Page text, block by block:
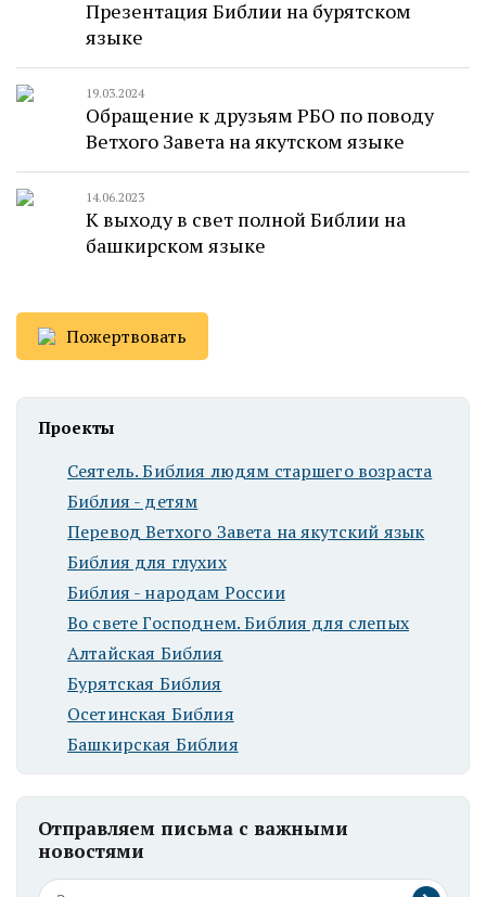
Презентация Библии на бурятском
языке
19.03.2024
Обращение к друзьям РБО по поводу
Ветхого Завета на якутском языке
14.06.2023
К выходу в свет полной Библии на
башкирском языке
Пожертвовать
Проекты
Сеятель. Библия людям старшего возраста
Библия - детям
Перевод Ветхого Завета на якутский язык
Библия для глухих
Библия - народам России
Во свете Господнем. Библия для слепых
Алтайская Библия
Бурятская Библия
Осетинская Библия
Башкирская Библия
Отправляем письма с важными
новостями